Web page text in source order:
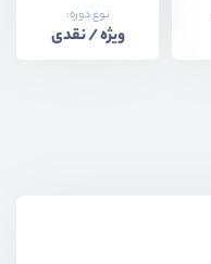
نوع دوره:
ویژه / نقدی